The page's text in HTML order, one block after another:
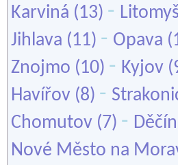
Karviná (13) -
Jihlava (11) - Opava
Znojmo (10) - Kyjov
Havířov (8) -
Chomutov (7) - Děčín
Nové Město na